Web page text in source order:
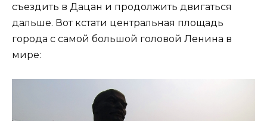
съездить в Дацан и продолжить двигаться
дальше. Вот кстати центральная площадь
города с самой большой головой Ленина в
мире: